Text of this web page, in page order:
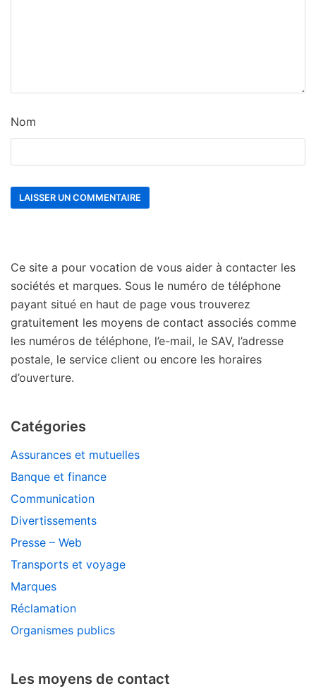
Nom
Ce site a pour vocation de vous aider à contacter les
sociétés et marques. Sous le numéro de téléphone
payant situé en haut de page vous trouverez
gratuitement les moyens de contact associés comme
les numéros de téléphone, l’e-mail, le SAV, l’adresse
postale, le service client ou encore les horaires
d’ouverture.
Catégories
Assurances et mutuelles
Banque et finance
Communication
Divertissements
Presse – Web
Transports et voyage
Marques
Réclamation
Organismes publics
Les moyens de contact